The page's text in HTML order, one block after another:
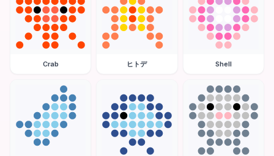
Crab ヒトデ Shell